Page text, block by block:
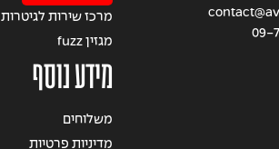
09-
מרכז שירות לגיטרות
מגזין fuzz
מידע נוסף
משלוחים
מדיניות פרטיות